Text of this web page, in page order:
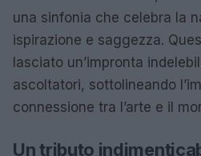
una sinfonia che celebra la
ispirazione e saggezza.
lasciato un’impronta
ascoltatori, sottolineando
connessione tra l’arte e il
Un tributo